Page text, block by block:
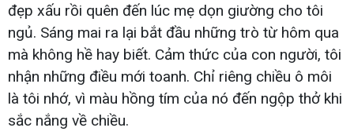
đẹp xấu rồi quên đến lúc mẹ dọn giường cho tôi
ngủ. Sáng mai ra lại bắt đầu những trò từ hôm qua
mà không hề hay biết. Cảm thức của con người, tôi
nhận những điều mới toanh. Chỉ riêng chiều ô môi
là tôi nhớ, vì màu hồng tím của nó đến ngộp thở khi
sắc nắng về chiều.